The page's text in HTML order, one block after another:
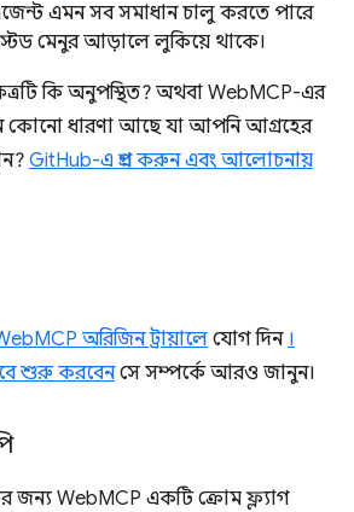
এমন সব সমাধান চালু করতে পারে
মেনুর আড়ালে লুকিয়ে থাকে।
কি অনুপস্থিত? অথবা WebMCP-এর
ধারণা আছে যা আপনি আগ্রহের
GitHub-এ প্রশ্ন করুন এবং আলোচনায়
অরিজিন ট্রায়ালেযোগ দিন ।
শুরু করবেনসে সম্পর্কে আরও জানুন।
জন্য WebMCP একটি ক্রোম ফ্ল্যাগ